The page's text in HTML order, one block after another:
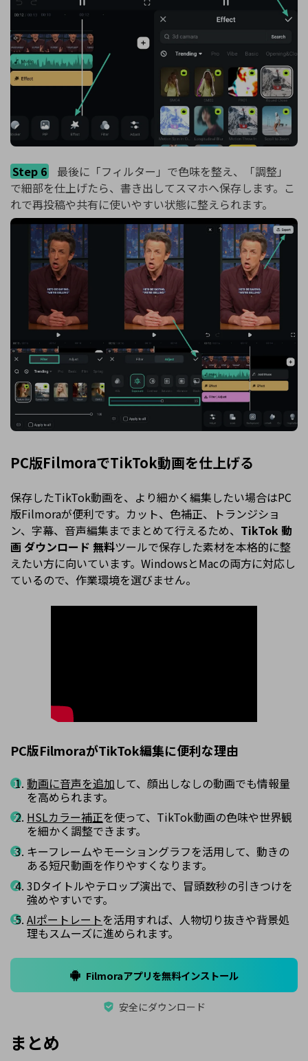
Step 6
最後に「フィルター」で色味を整え、「調整」
で細部を仕上げたら、書き出してスマホへ保存します。こ
れで再投稿や共有に使いやすい状態に整えられます。
PC版FilmoraでTikTok動画を仕上げる
保存したTikTok動画を、より細かく編集したい場合はPC
版Filmoraが便利です。カット、色補正、トランジショ
ン、字幕、音声編集までまとめて行えるため、 TikTok 動
画 ダウンロード 無料ツールで保存した素材を本格的に整
えたい方に向いています。WindowsとMacの両方に対応し
ているので、作業環境を選びません。
PC版FilmoraがTikTok編集に便利な理由
動画に音声を追加 して、顔出しなしの動画でも情報量
を高められます。
HSLカラー補正を使って、TikTok動画の色味や世界観
を細かく調整できます。
キーフレームやモーショングラフを活用して、動きの
ある短尺動画を作りやすくなります。
3Dタイトルやテロップ演出で、冒頭数秒の引きつけを
強めやすいです。
AIポートレートを活用すれば、人物切り抜きや背景処
理もスムーズに進められます。
Filmoraアプリを無料インストール
安全にダウンロード
まとめ